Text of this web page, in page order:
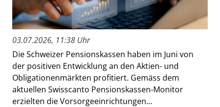
03.07.2026, 11:38 Uhr
Die Schweizer Pensionskassen haben im Juni von
der positiven Entwicklung an den Aktien- und
Obligationenmärkten profitiert. Gemäss dem
aktuellen Swisscanto Pensionskassen-Monitor
erzielten die Vorsorgeeinrichtungen...